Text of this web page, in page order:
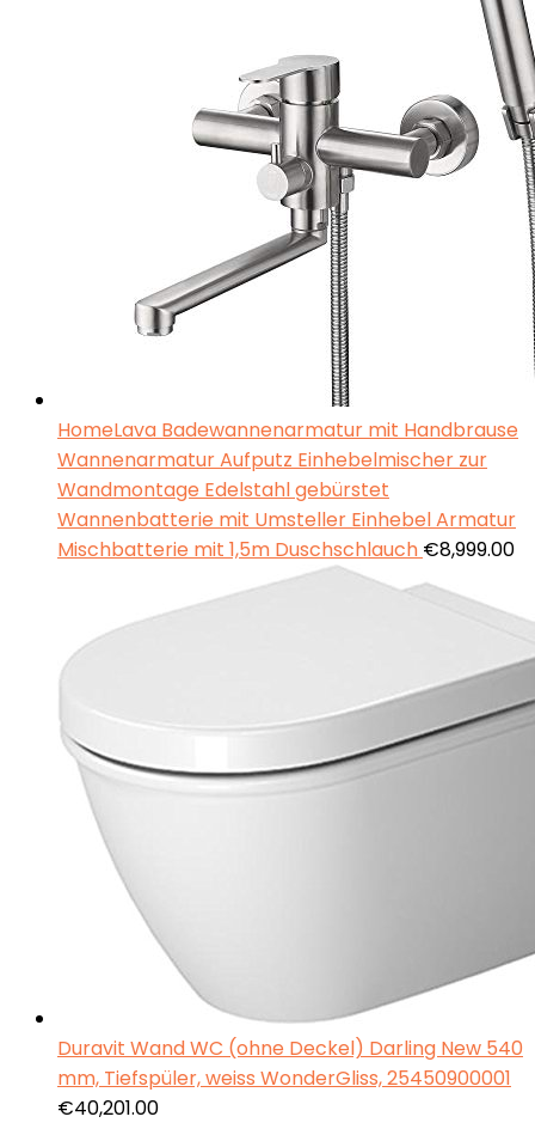
HomeLava Badewannenarmatur mit Handbrause
Wannenarmatur Aufputz Einhebelmischer zur
Wandmontage Edelstahl gebürstet
Wannenbatterie mit Umsteller Einhebel Armatur
Mischbatterie mit 1,5m Duschschlauch €8,999.00
Duravit Wand WC (ohne Deckel) Darling New 540
mm, Tiefspüler, weiss WonderGliss, 25450900001
€40,201.00